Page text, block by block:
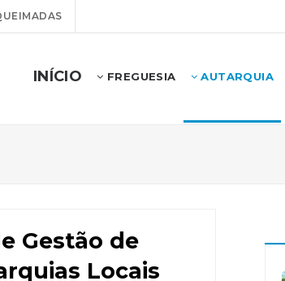
INÍCIO FREGUESIA AUTARQUIA
Gestão de
Locais